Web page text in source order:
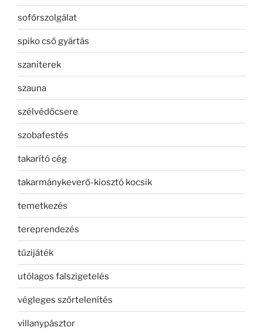
sofőrszolgálat
spiko cső gyártás
szaniterek
szauna
szélvédőcsere
szobafestés
takarító cég
takarmánykeverő-kiosztó kocsik
temetkezés
tereprendezés
tűzijáték
utólagos falszigetelés
végleges szőrtelenítés
villanypásztor